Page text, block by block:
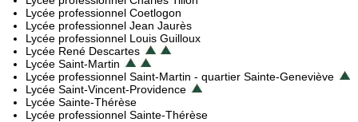
Lycée professionnel Coetlogon
Lycée professionnel Jean Jaurès
Lycée professionnel Louis Guilloux
Lycée René Descartes
Lycée Saint-Martin
Lycée professionnel Saint-Martin - quartier Sainte-Geneviève
Lycée Saint-Vincent-Providence
Lycée Sainte-Thérèse
Lycée professionnel Sainte-Thérèse